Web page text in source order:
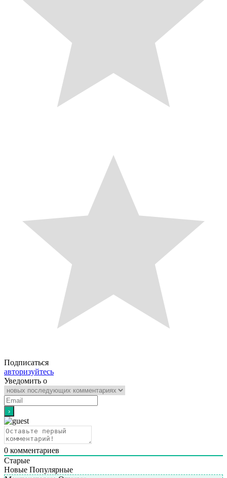
Подписаться
авторизуйтесь
Уведомить о
0 комментариев
Старые
Новые Популярные